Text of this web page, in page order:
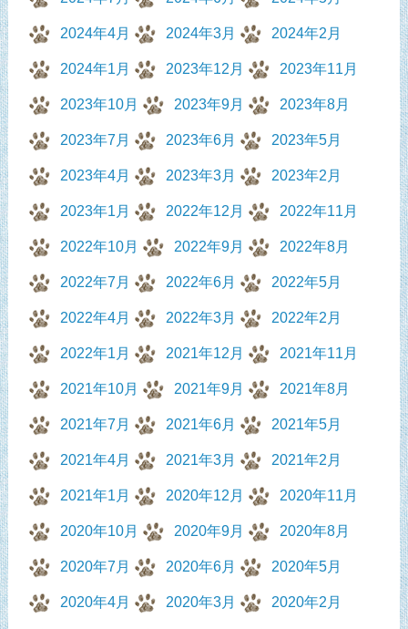
2024年4月 2024年3月 2024年2月
2024年1月 2023年12月 2023年11月
2023年10月 2023年9月 2023年8月
2023年7月 2023年6月 2023年5月
2023年4月 2023年3月 2023年2月
2023年1月 2022年12月 2022年11月
2022年10月 2022年9月 2022年8月
2022年7月 2022年6月 2022年5月
2022年4月 2022年3月 2022年2月
2022年1月 2021年12月 2021年11月
2021年10月 2021年9月 2021年8月
2021年7月 2021年6月 2021年5月
2021年4月 2021年3月 2021年2月
2021年1月 2020年12月 2020年11月
2020年10月 2020年9月 2020年8月
2020年7月 2020年6月 2020年5月
2020年4月 2020年3月 2020年2月